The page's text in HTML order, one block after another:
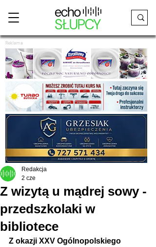
Reklama
Z wizytą u mądrej sowy -
przedszkolaki w
bibliotece
Redakcja
2 cze
Z okazji XXV Ogólnopolskiego